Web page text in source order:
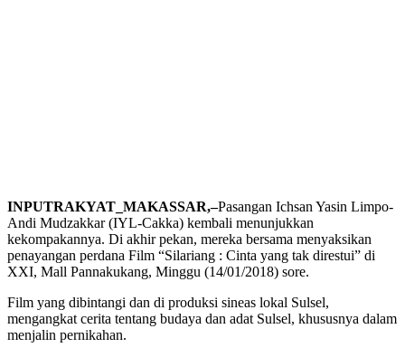
INPUTRAKYAT_MAKASSAR,–Pasangan Ichsan Yasin Limpo-
Andi Mudzakkar (IYL-Cakka) kembali menunjukkan
kekompakannya. Di akhir pekan, mereka bersama menyaksikan
penayangan perdana Film “Silariang : Cinta yang tak direstui” di
XXI, Mall Pannakukang, Minggu (14/01/2018) sore.
Film yang dibintangi dan di produksi sineas lokal Sulsel,
mengangkat cerita tentang budaya dan adat Sulsel, khususnya dalam
menjalin pernikahan.